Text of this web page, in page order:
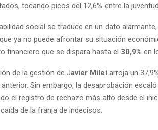
tocando picos del 12,6% entre la
social se traduce en un dato
ya no puede afrontar su situación
financiero que se dispara hasta el 30,9% en
de la gestión de Javier Milei arroja un
Sin embargo, la desaprobación
el registro de rechazo más alto desde el
de la franja de indecisos.